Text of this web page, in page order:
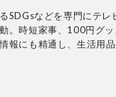
SDGsなどを専門にテレ
。時短家事、100円グッ
報にも精通し、生活用品
ごすための「備え」につ
イオン、東芝、